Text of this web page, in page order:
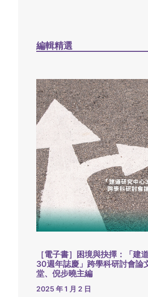
編輯精選
［電子書］困境與抉擇：「建
30週年誌慶」跨學科研討會論
堂、倪步曉主編
2025 年 1 月 2 日